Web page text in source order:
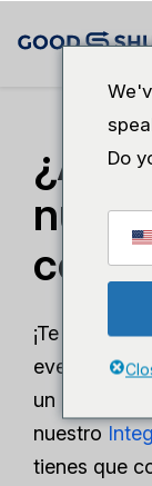
con
¡Te lo estás
eventos
un
nuestro
tienes que
Do